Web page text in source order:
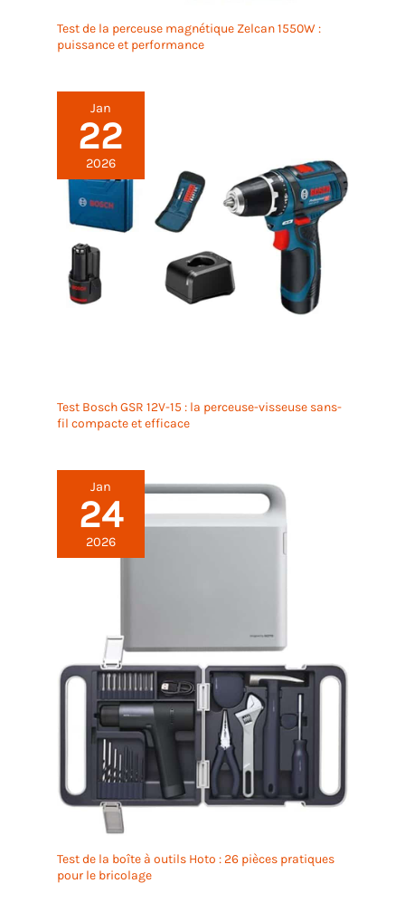
Test de la perceuse magnétique Zelcan 1550W :
puissance et performance
Jan
22
2026
Test Bosch GSR 12V-15 : la perceuse-visseuse sans-
fil compacte et efficace
Jan
24
2026
Test de la boîte à outils Hoto : 26 pièces pratiques
pour le bricolage